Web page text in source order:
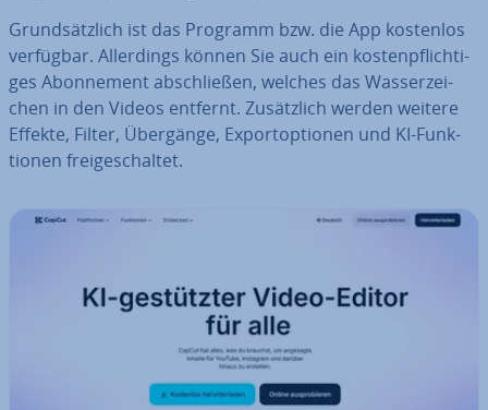
Grund­sätz­lich ist das Programm bzw. die App kostenlos
verfügbar. Al­ler­dings können Sie auch ein kos­ten­pflich­ti­
ges Abon­ne­ment ab­schlie­ßen, welches das Was­ser­zei­
chen in den Videos entfernt. Zu­sätz­lich werden weitere
Effekte, Filter, Übergänge, Ex­port­op­tio­nen und KI-Funk­
tio­nen frei­ge­schal­tet.